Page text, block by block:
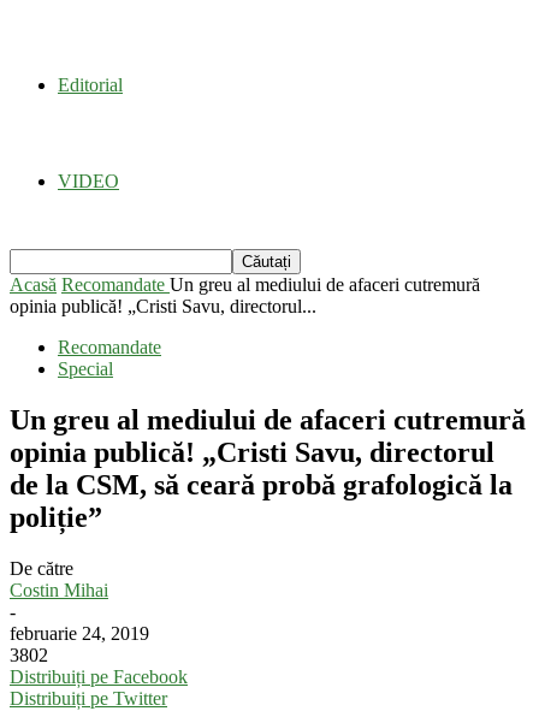
Editorial
VIDEO
Acasă Recomandate Un greu al mediului de afaceri cutremură
opinia publică! „Cristi Savu, directorul...
Recomandate
Special
Un greu al mediului de afaceri cutremură
opinia publică! „Cristi Savu, directorul
de la CSM, să ceară probă grafologică la
poliție”
De către
Costin Mihai
-
februarie 24, 2019
3802
Distribuiți pe Facebook
Distribuiți pe Twitter